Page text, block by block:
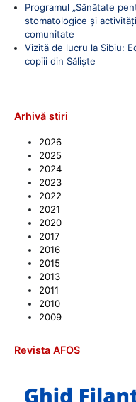
Programul „Sănătate
stomatologice și
comunitate
Vizită de lucru la Sibiu:
copiii din Săliște
Arhivă stiri
2026
2025
2024
2023
2022
2021
2020
2017
2016
2015
2013
2011
2010
2009
Revista AFOS